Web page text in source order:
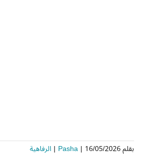
بقلم Pasha | 16/05/2026
| الرفاهية